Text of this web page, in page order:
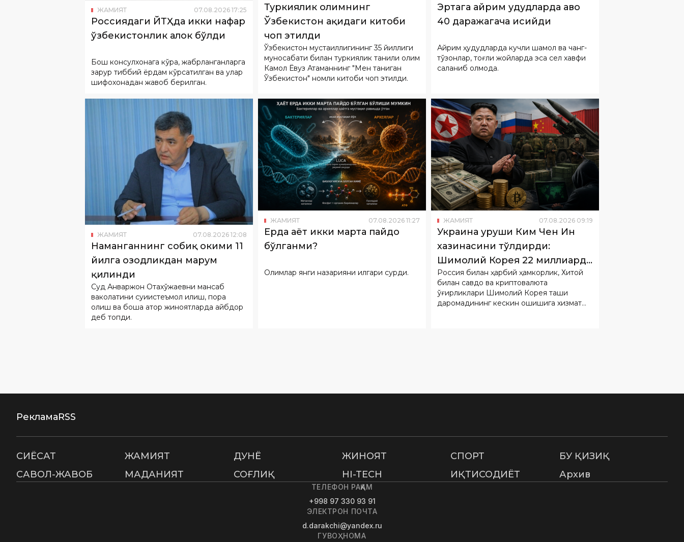
ЖАМИЯТ 07.08.2026 17:25
Россиядаги ЙТҲда икки нафар
ўзбекистонлик ҳалок бўлди
Бош консулхонага кўра, жабрланганларга
зарур тиббий ёрдам кўрсатилган ва улар
шифохонадан жавоб берилган.
Туркиялик олимнинг
Ўзбекистон ҳақидаги китоби
чоп этилди
Ўзбекистон мустақиллигининг 35 йиллиги
муносабати билан туркиялик таниқли олим
Камол Ёвуз Атаманнинг "Мен таниган
Ўзбекистон" номли китоби чоп этилди.
Эртага айрим ҳудудларда ҳаво
40 даражагача исийди
Айрим ҳудудларда кучли шамол ва чанг-
тўзонлар, тоғли жойларда эса сел хавфи
сақланиб қолмоқда.
ЖАМИЯТ 07.08.2026 12:08
Наманганнинг собиқ ҳокими 11
йилга озодликдан маҳрум
қилинди
Суд Анваржон Отахўжаевни мансаб
ваколатини суиистеъмол қилиш, пора
олиш ва бошқа қатор жиноятларда айбдор
деб топди.
ЖАМИЯТ 07.08.2026 11:27
Ерда ҳаёт икки марта пайдо
бўлганми?
Олимлар янги назарияни илгари сурди.
ЖАМИЯТ 07.08.2026 09:19
Украина уруши Ким Чен Ин
хазинасини тўлдирди:
Шимолий Корея 22 миллиард
доллар ишлади
Россия билан ҳарбий ҳамкорлик, Хитой
билан савдо ва криптовалюта
ўғирликлари Шимолий Корея ташқи
даромадининг кескин ошишига хизмат
РекламаRSS
СИËСАТ ЖАМИЯТ ДУНË ЖИНОЯТ СПОРТ
БУ ҚИЗИҚ
САВОЛ-ЖАВОБ
МАДАНИЯТ СОҒЛИҚ HI-TECH ИҚТИСОДИЁТ Архив
ТЕЛЕФОН РАҚАМ
+998 97 330 93 91
ЭЛЕКТРОН ПОЧТА
d.darakchi@yandex.ru
ГУВОҲНОМА